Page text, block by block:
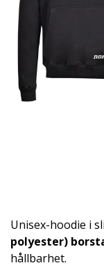
Unisex-hoodie i
polyester)
hållbarhet.